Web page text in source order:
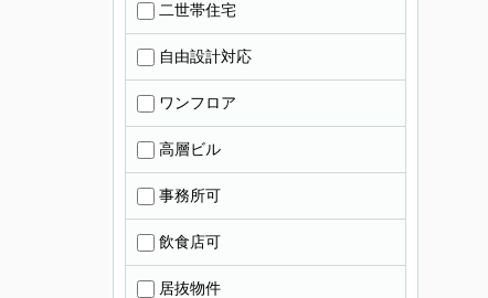
二世帯住宅
自由設計対応
ワンフロア
高層ビル
事務所可
飲食店可
居抜物件